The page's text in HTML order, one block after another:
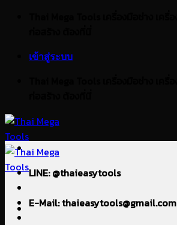
เข้าสู่ระบบ
LINE: @thaieasytools
E-Mail: thaieasytools@gmail.com